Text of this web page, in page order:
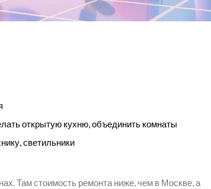
открытую кухню, объединить комнаты
светильники
Там стоимость ремонта ниже, чем в Москве, а